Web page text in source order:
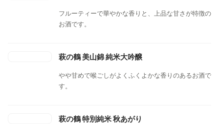
フルーティーで華やかな香りと、上品な甘さが特徴の
お酒です。
萩の鶴 美山錦 純米大吟醸
やや甘めで喉ごしがよくふくよかな香りのあるお酒で
す。
萩の鶴 特別純米 秋あがり